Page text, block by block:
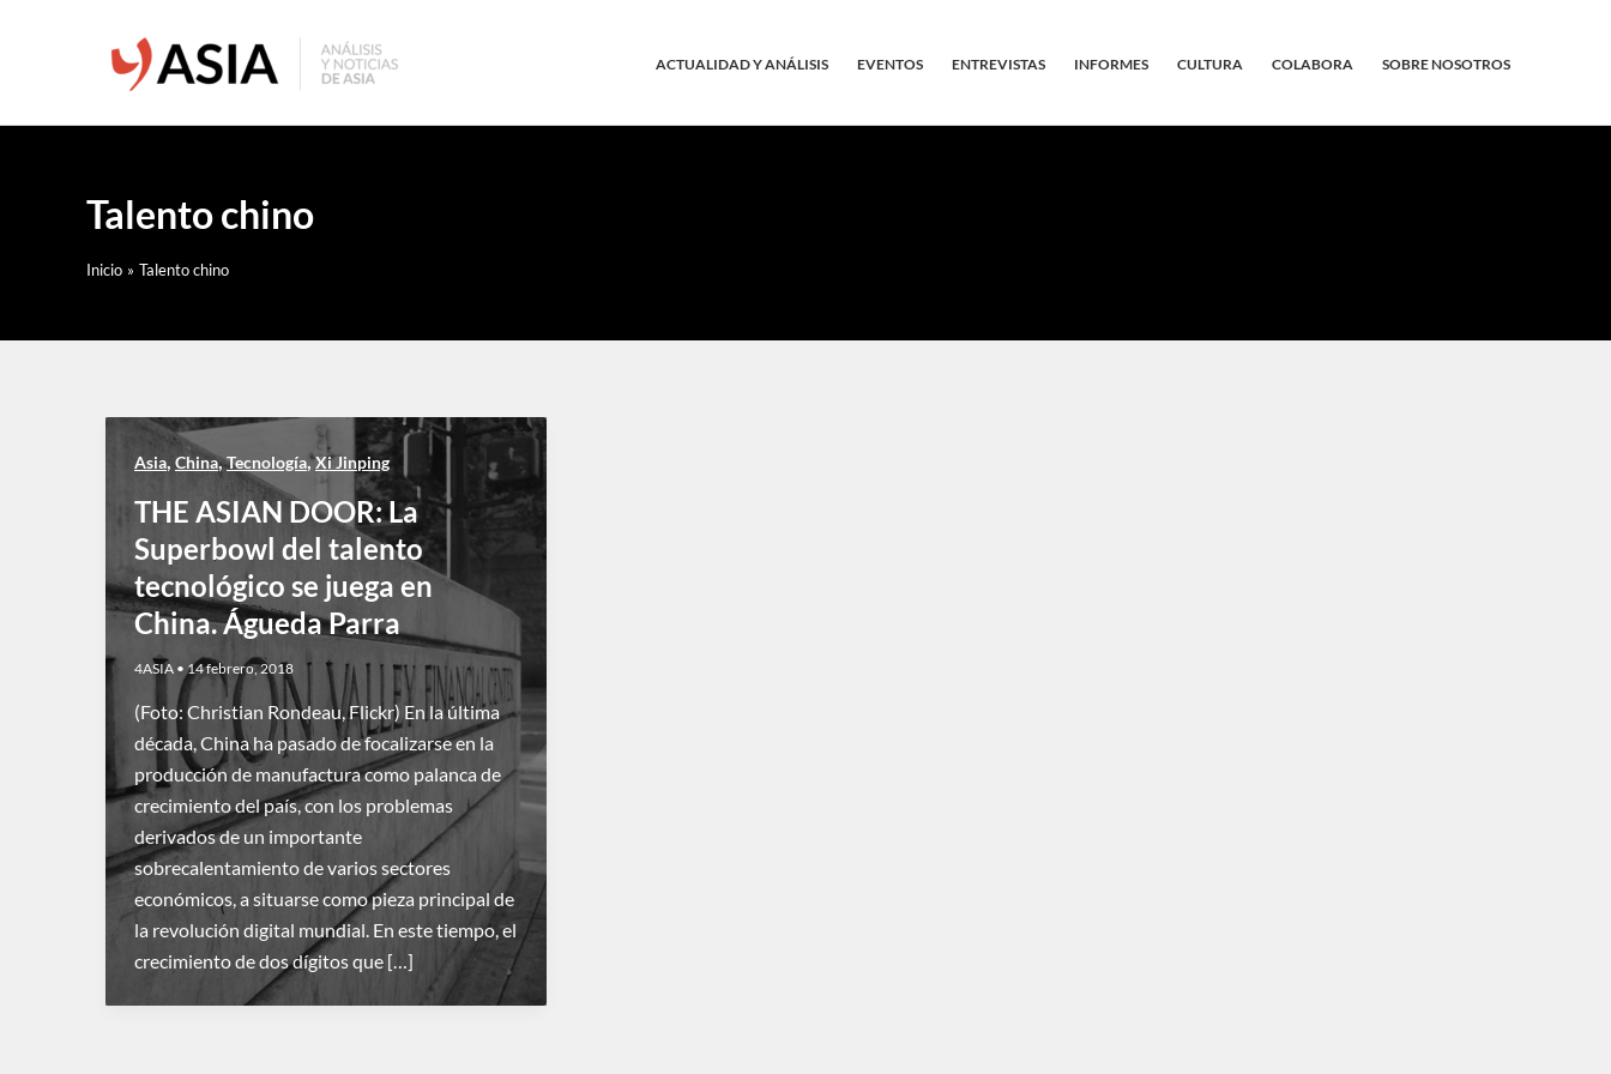
ACTUALIDAD Y ANÁLISIS EVENTOS ENTREVISTAS INFORMES CULTURA COLABORA SOBRE NOSOTROS
Talento chino
Inicio Talento chino
Asia, China,Tecnología,Xi Jinping
THE ASIAN DOOR: La
Superbowl del talento
tecnológico se juega en
China. Águeda Parra
4ASIA • 14 febrero, 2018
(Foto: Christian Rondeau, Flickr) En la última
década, China ha pasado de focalizarse en la
producción de manufactura como palanca de
crecimiento del país, con los problemas
derivados de un importante
sobrecalentamiento de varios sectores
económicos, a situarse como pieza principal de
la revolución digital mundial. En este tiempo, el
crecimiento de dos dígitos que […]